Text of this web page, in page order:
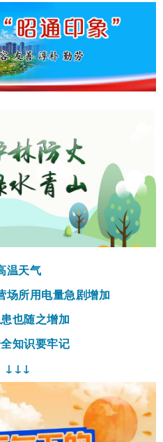
温天气
场所用电量急剧增加
也随之增加
知识要牢记
↓↓↓